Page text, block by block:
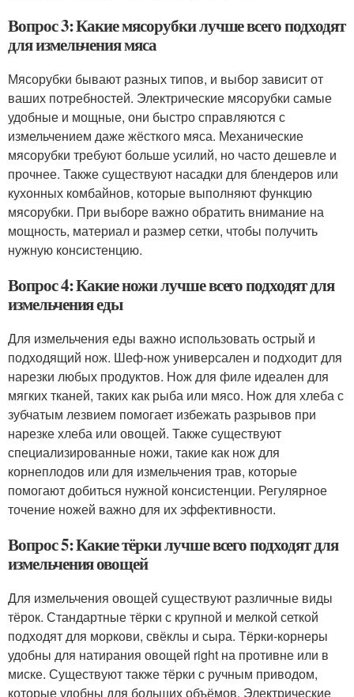
Вопрос 3: Какие мясорубки лучше всего подходят
для измельчения мяса
Мясорубки бывают разных типов, и выбор зависит от
ваших потребностей. Электрические мясорубки самые
удобные и мощные, они быстро справляются с
измельчением даже жёсткого мяса. Механические
мясорубки требуют больше усилий, но часто дешевле и
прочнее. Также существуют насадки для блендеров или
кухонных комбайнов, которые выполняют функцию
мясорубки. При выборе важно обратить внимание на
мощность, материал и размер сетки, чтобы получить
нужную консистенцию.
Вопрос 4: Какие ножи лучше всего подходят для
измельчения еды
Для измельчения еды важно использовать острый и
подходящий нож. Шеф-нож универсален и подходит для
нарезки любых продуктов. Нож для филе идеален для
мягких тканей, таких как рыба или мясо. Нож для хлеба с
зубчатым лезвием помогает избежать разрывов при
нарезке хлеба или овощей. Также существуют
специализированные ножи, такие как нож для
корнеплодов или для измельчения трав, которые
помогают добиться нужной консистенции. Регулярное
точение ножей важно для их эффективности.
Вопрос 5: Какие тёрки лучше всего подходят для
измельчения овощей
Для измельчения овощей существуют различные виды
тёрок. Стандартные тёрки с крупной и мелкой сеткой
подходят для моркови, свёклы и сыра. Тёрки-корнеры
удобны для натирания овощей right на противне или в
миске. Существуют также тёрки с ручным приводом,
которые удобны для больших объёмов. Электрические